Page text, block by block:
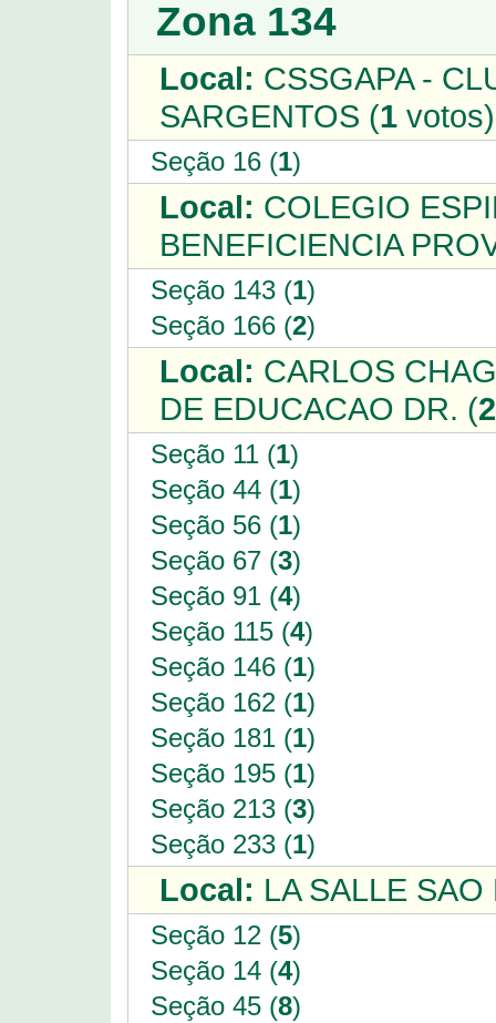
Zona 134
Local: CSSGAPA -
SARGENTOS (1 votos)
Seção 16 (1)
Local: COLEGIO
BENEFICIENCIA
Seção 143 (1)
Seção 166 (2)
Local: CARLOS
DE EDUCACAO DR. (
Seção 11 (1)
Seção 44 (1)
Seção 56 (1)
Seção 67 (3)
Seção 91 (4)
Seção 115 (4)
Seção 146 (1)
Seção 162 (1)
Seção 181 (1)
Seção 195 (1)
Seção 213 (3)
Seção 233 (1)
Local: LA SALLE
Seção 12 (5)
Seção 14 (4)
Seção 45 (8)